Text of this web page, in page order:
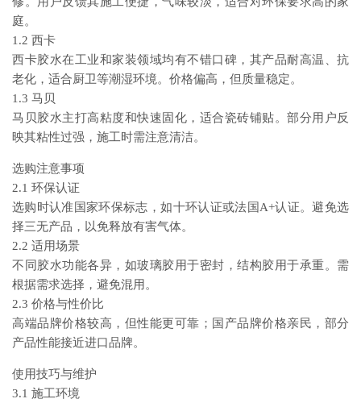
庭。
1.2 西卡
西卡胶水在工业和家装领域均有不错口碑，其产品耐高温、抗
老化，适合厨卫等潮湿环境。价格偏高，但质量稳定。
1.3 马贝
马贝胶水主打高粘度和快速固化，适合瓷砖铺贴。部分用户反
映其粘性过强，施工时需注意清洁。
选购注意事项
2.1 环保认证
选购时认准国家环保标志，如十环认证或法国A+认证。避免选
择三无产品，以免释放有害气体。
2.2 适用场景
不同胶水功能各异，如玻璃胶用于密封，结构胶用于承重。需
根据需求选择，避免混用。
2.3 价格与性价比
高端品牌价格较高，但性能更可靠；国产品牌价格亲民，部分
产品性能接近进口品牌。
使用技巧与维护
3.1 施工环境